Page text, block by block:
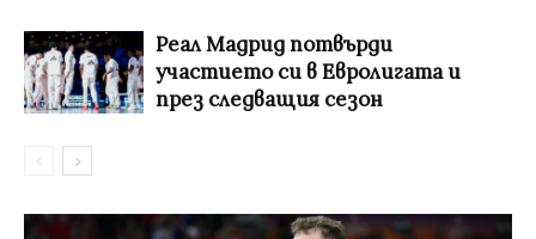
Реал Мадрид потвърди
участието си в Евролигата и
през следващия сезон